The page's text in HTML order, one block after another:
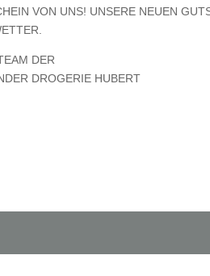
VON UNS! UNSERE NEUEN
DER
DROGERIE HUBERT